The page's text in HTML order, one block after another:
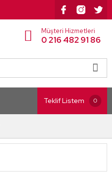
Müşteri Hizmetleri
0 216 482 91 86
Teklif Listem 0